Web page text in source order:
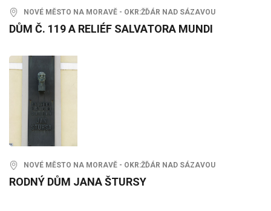
NOVÉ MĚSTO NA MORAVĚ - OKR:ŽĎÁR NAD SÁZAVOU
DŮM Č. 119 A RELIÉF SALVATORA MUNDI
NOVÉ MĚSTO NA MORAVĚ - OKR:ŽĎÁR NAD SÁZAVOU
RODNÝ DŮM JANA ŠTURSY